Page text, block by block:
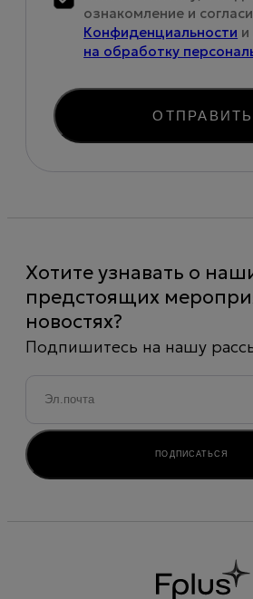
ознакомление и
Конфиденциальности
на обработку
ОТПРАВИТЬ
Хотите узнавать о
предстоящих
новостях?
Подпишитесь на нашу
ПОДПИСАТЬСЯ